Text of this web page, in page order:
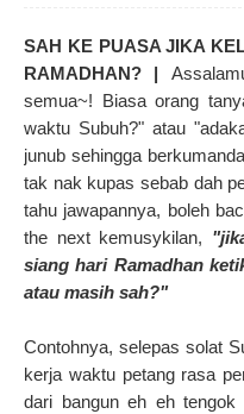
SAH KE PUASA JIKA
RAMADHAN? |
semua~! Biasa orang
waktu Subuh?" atau
junub sehingga
tak nak kupas sebab dah
tahu jawapannya, boleh
the next kemusykilan,
siang hari Ramadhan
atau masih sah?"
Contohnya, selepas solat
kerja waktu petang rasa
dari bangun eh eh